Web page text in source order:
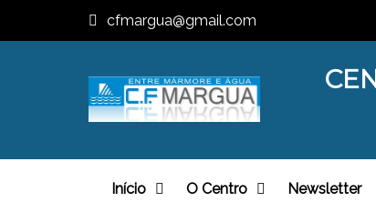
cfmargua@gmail.com
Início O Centro Newsletter